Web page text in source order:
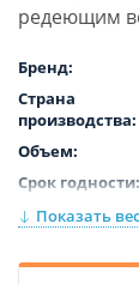
редеющим
Бренд:
Страна
производства:
Объем:
Срок годности:
Цвет:
Показать